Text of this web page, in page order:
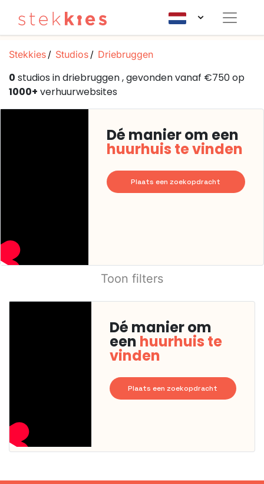
Stekkies Studios Driebruggen
0 studios in driebruggen , gevonden vanaf €750 op
1000+ verhuurwebsites
Dé manier om een
huurhuis te vinden
Plaats een zoekopdracht
Toon filters
Dé manier om
een huurhuis te
vinden
Plaats een zoekopdracht